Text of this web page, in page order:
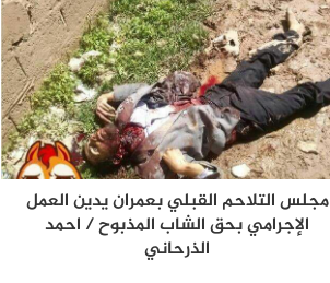
مجلس التلاحم القبلي بعمران يدين العمل
الإجرامي بحق الشاب المذبوح / احمد
الذرحاني